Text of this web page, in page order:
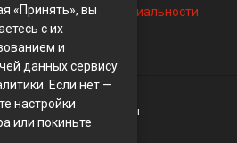
Политика конфиденциальности
- Экономика и финансы
только с
«Принять», вы
с их
и
данных сервису
Если нет —
настройки
или покиньте